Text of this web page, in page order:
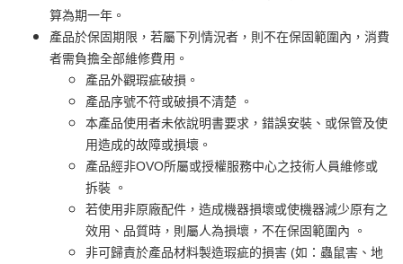
算為期一年。
產品於保固期限，若屬下列情況者，則不在保固範圍內，消費
者需負擔全部維修費用。
產品外觀瑕疵破損。
產品序號不符或破損不清楚 。
本產品使用者未依說明書要求，錯誤安裝、或保管及使
用造成的故障或損壞。
產品經非OVO所屬或授權服務中心之技術人員維修或
拆裝 。
若使用非原廠配件，造成機器損壞或使機器減少原有之
效用、品質時，則屬人為損壞，不在保固範圍內 。
非可歸責於產品材料製造瑕疵的損害 (如：蟲鼠害、地